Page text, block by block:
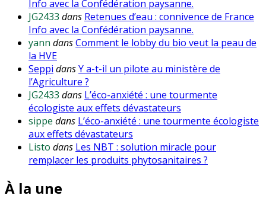
Info avec la Confédération paysanne.
JG2433 dans Retenues d’eau : connivence de France
Info avec la Confédération paysanne.
yann dansComment le lobby du bio veut la peau de
la HVE
Seppi dansY a-t-il un pilote au ministère de
l’Agriculture ?
JG2433 dans L’éco-anxiété : une tourmente
écologiste aux effets dévastateurs
sippe dans L’éco-anxiété : une tourmente écologiste
aux effets dévastateurs
Listo dans Les NBT : solution miracle pour
remplacer les produits phytosanitaires ?
À la une